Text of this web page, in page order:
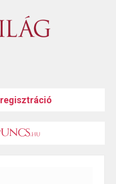
regisztráció